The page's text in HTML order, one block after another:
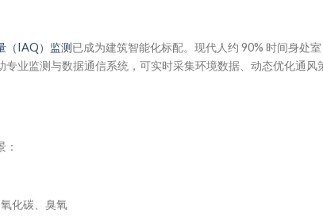
（IAQ）监测已成为建筑智能化标配。现代人约 90% 时间身处室
业监测与数据通信系统，可实时采集环境数据、动态优化通风
化碳、臭氧